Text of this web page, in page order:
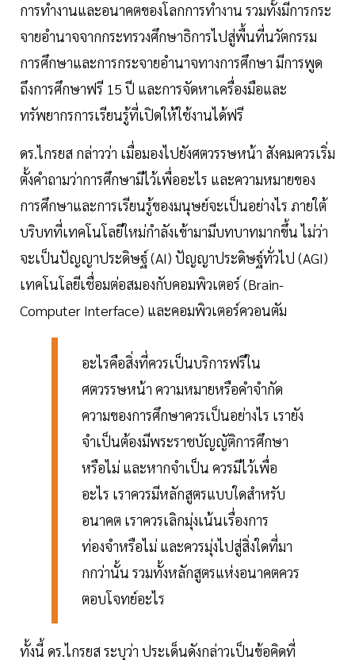
การทำงานและอนาคตของโลกการทำงาน รวมทั้งมีการกระ
จายอำนาจจากกระทรวงศึกษาธิการไปสู่พื้นที่นวัตกรรม
การศึกษาและการกระจายอำนาจทางการศึกษา มีการพูด
ถึงการศึกษาฟรี 15 ปี และการจัดหาเครื่องมือและ
ทรัพยากรการเรียนรู้ที่เปิดให้ใช้งานได้ฟรี
ดร.ไกรยส กล่าวว่า เมื่อมองไปยังศตวรรษหน้า สังคมควรเริ่ม
ตั้งคำถามว่าการศึกษามีไว้เพื่ออะไร และความหมายของ
การศึกษาและการเรียนรู้ของมนุษย์จะเป็นอย่างไร ภายใต้
บริบทที่เทคโนโลยีใหม่กำลังเข้ามามีบทบาทมากขึ้น ไม่ว่า
จะเป็นปัญญาประดิษฐ์ (AI) ปัญญาประดิษฐ์ทั่วไป (AGI)
เทคโนโลยีเชื่อมต่อสมองกับคอมพิวเตอร์ (Brain-
Computer Interface) และคอมพิวเตอร์ควอนตัม
อะไรคือสิ่งที่ควรเป็นบริการฟรีใน
ศตวรรษหน้า ความหมายหรือคำจำกัด
ความของการศึกษาควรเป็นอย่างไร เรายัง
จำเป็นต้องมีพระราชบัญญัติการศึกษา
หรือไม่ และหากจำเป็น ควรมีไว้เพื่อ
อะไร เราควรมีหลักสูตรแบบใดสำหรับ
อนาคต เราควรเลิกมุ่งเน้นเรื่องการ
ท่องจำหรือไม่ และควรมุ่งไปสู่สิ่งใดที่มา
กกว่านั้น รวมทั้งหลักสูตรแห่งอนาคตควร
ตอบโจทย์อะไร
ทั้งนี้ ดร.ไกรยส ระบุว่า ประเด็นดังกล่าวเป็นข้อคิดที่